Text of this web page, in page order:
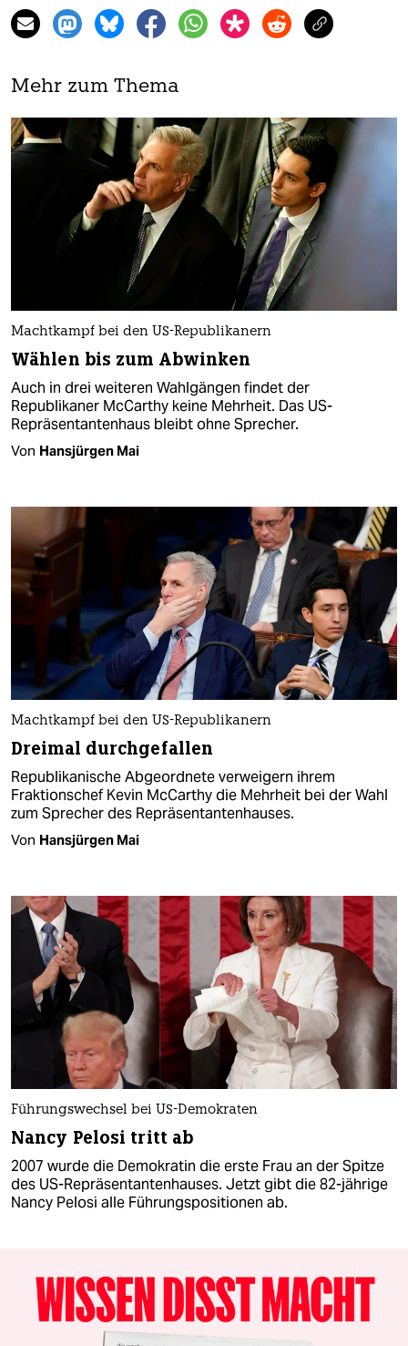
Mehr zum Thema
Machtkampf bei den US-Republikanern
Wählen bis zum Abwinken
Auch in drei weiteren Wahlgängen findet der
Republikaner McCarthy keine Mehrheit. Das US-
Repräsentantenhaus bleibt ohne Sprecher.
Von Hansjürgen Mai
Machtkampf bei den US-Republikanern
Dreimal durchgefallen
Republikanische Abgeordnete verweigern ihrem
Fraktionschef Kevin McCarthy die Mehrheit bei der Wahl
zum Sprecher des Repräsentantenhauses.
Von Hansjürgen Mai
Führungswechsel bei US-Demokraten
Nancy Pelosi tritt ab
2007 wurde die Demokratin die erste Frau an der Spitze
des US-Repräsentantenhauses. Jetzt gibt die 82-jährige
Nancy Pelosi alle Führungspositionen ab.